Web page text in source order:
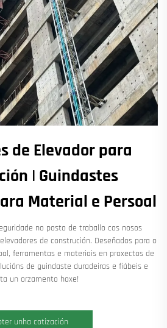
de Elevador para
| Guindastes
Material e Persoal
no posto de traballo cos nosos
de construción. Deseñados para o
ferramentas e materiais en proxectos de
de guindaste duradeiras e fiábeis e
un orzamento hoxe!
unha cotización